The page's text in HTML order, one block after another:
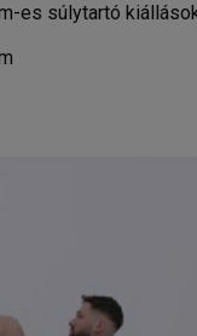
es súlytartó